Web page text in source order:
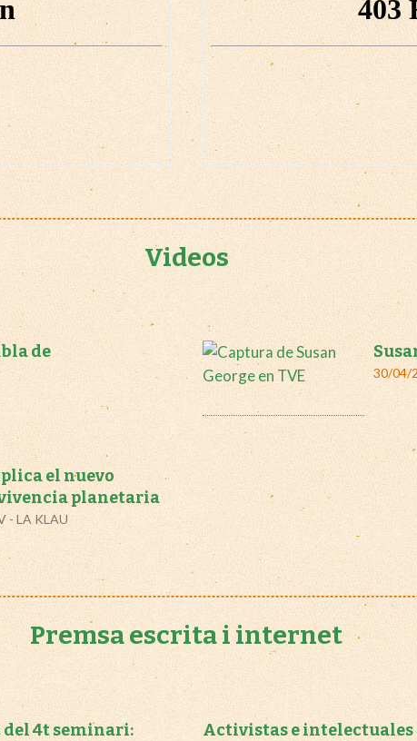
Videos
de
30/04/
el nuevo
planetaria
- LA KLAU
Premsa escrita i internet
del 4t seminari:
Activistas e intelectuales